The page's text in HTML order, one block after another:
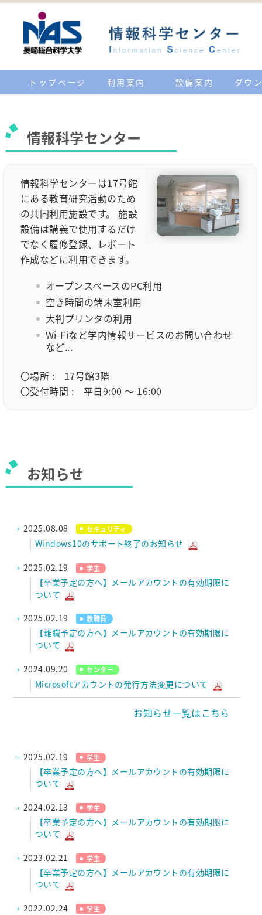
トップページ 利用案内 設備案内 ダウ
情報科学センター
情報科学センターは17号館
にある教育研究活動のため
の共同利用施設です。 施設
設備は講義で使用するだけ
でなく履修登録、レポート
作成などに利用できます。
オープンスペースのPC利用
空き時間の端末室利用
大判プリンタの利用
Wi-Fiなど学内情報サービスのお問い合わせ
など...
〇場所 : 17号館3階
〇受付時間 : 平日9:00 ～ 16:00
お知らせ
2025.08.08 セキュリティ
Windows10のサポート終了のお知らせ
2025.02.19 学生
【卒業予定の方へ】メールアカウントの有効期限に
ついて
2025.02.19 教職員
【離職予定の方へ】メールアカウントの有効期限に
ついて
2024.09.20 センター
Microsoftアカウントの発行方法変更について
お知らせ一覧はこちら
2025.02.19 学生
【卒業予定の方へ】メールアカウントの有効期限に
ついて
2024.02.13 学生
【卒業予定の方へ】メールアカウントの有効期限に
ついて
2023.02.21 学生
【卒業予定の方へ】メールアカウントの有効期限に
ついて
2022.02.24 学生